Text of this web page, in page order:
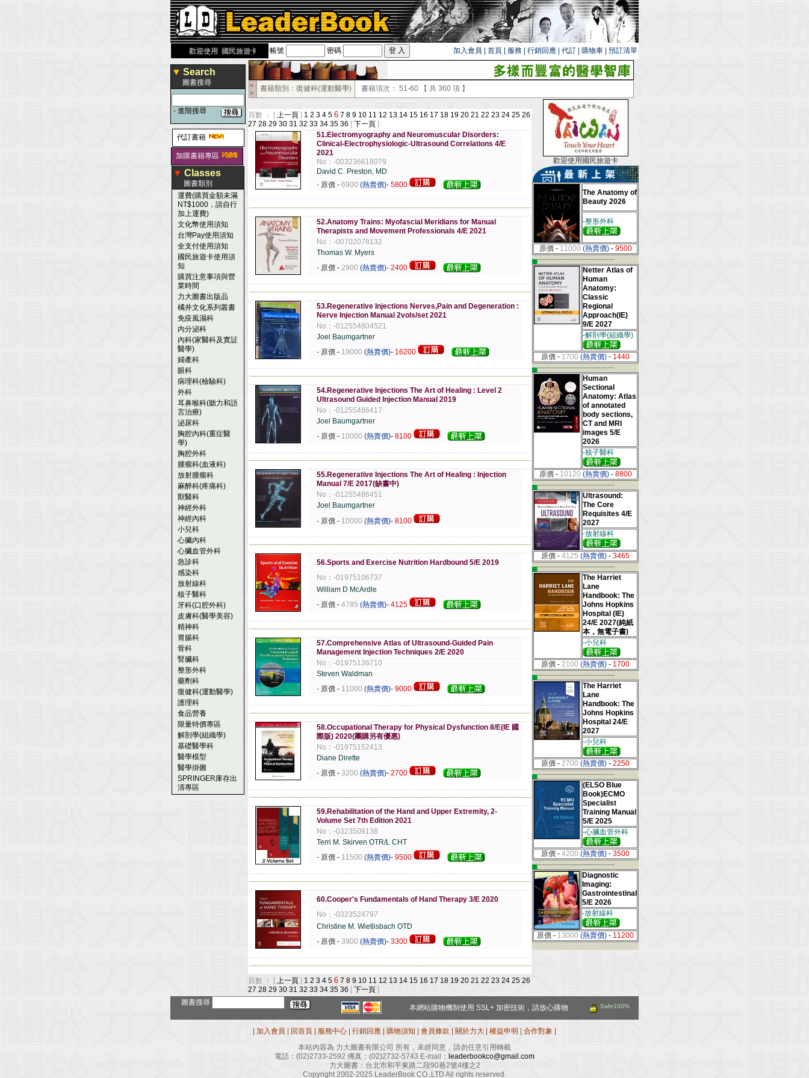
歡迎使用 國民旅遊卡！！ 帳號 密碼 加入會員 首頁 服務 行銷回應 代訂 購物車 預訂清單
▼ Search
圖書搜尋
- 進階搜尋
代訂書籍
加購書籍專區
▼ Classes
圖書類別
運費(購買金額未滿
NT$1000，請自行
加上運費)
文化幣使用須知
台灣Pay使用須知
全支付使用須知
國民旅遊卡使用須
知
購買注意事項與營
業時間
力大圖書出版品
橘井文化系列叢書
免疫風濕科
內分泌科
內科(家醫科及實証
醫學)
婦產科
眼科
病理科(檢驗科)
外科
耳鼻喉科(聽力和語
言治療)
泌尿科
胸腔內科(重症醫
學)
胸腔外科
腫瘤科(血液科)
放射腫瘤科
麻醉科(疼痛科)
獸醫科
神經外科
神經內科
小兒科
心臟內科
心臟血管外科
急診科
感染科
放射線科
核子醫科
牙科(口腔外科)
皮膚科(醫學美容)
精神科
胃腸科
骨科
腎臟科
整形外科
藥劑科
復健科(運動醫學)
護理科
食品營養
限量特價專區
解剖學(組織學)
基礎醫學科
醫學模型
醫學掛圖
SPRINGER庫存出
清專區
■
■
書籍類別：復健科(運動醫學) 書籍項次： 51-60 【 共 360 項 】
頁數 ： [ 上一頁 ] 1 2 3 4 5 6 7 8 9 10 11 12 13 14 15 16 17 18 19 20 21 22 23 24 25 26
27 28 29 30 31 32 33 34 35 36 [ 下一頁 ]
51.Electromyography and Neuromuscular Disorders:
Clinical-Electrophysiologic-Ultrasound Correlations 4/E
2021
No：-003236618079
David C. Preston, MD
- 原價 - 6900 (熱賣價)- 5800
---------------------------------------------------------------------------------------------------------------------
52.Anatomy Trains: Myofascial Meridians for Manual
Therapists and Movement Professionals 4/E 2021
No：-00702078132
Thomas W. Myers
- 原價 - 2900 (熱賣價)- 2400
---------------------------------------------------------------------------------------------------------------------
53.Regenerative Injections Nerves,Pain and Degeneration :
Nerve Injection Manual 2vols/set 2021
No：-012554804521
Joel Baumgartner
- 原價 - 19000 (熱賣價)- 16200
---------------------------------------------------------------------------------------------------------------------
54.Regenerative Injections The Art of Healing : Level 2
Ultrasound Guided Injection Manual 2019
No：-01255486417
Joel Baumgartner
- 原價 - 10000 (熱賣價)- 8100
---------------------------------------------------------------------------------------------------------------------
55.Regenerative Injections The Art of Healing : Injection
Manual 7/E 2017(缺書中)
No：-01255486451
Joel Baumgartner
- 原價 - 10000 (熱賣價)- 8100
---------------------------------------------------------------------------------------------------------------------
56.Sports and Exercise Nutrition Hardbound 5/E 2019
No：-01975106737
William D McArdle
- 原價 - 4785 (熱賣價)- 4125
---------------------------------------------------------------------------------------------------------------------
57.Comprehensive Atlas of Ultrasound-Guided Pain
Management Injection Techniques 2/E 2020
No：-01975136710
Steven Waldman
- 原價 - 11000 (熱賣價)- 9000
---------------------------------------------------------------------------------------------------------------------
58.Occupational Therapy for Physical Dysfunction 8/E(IE 國
際版) 2020(團購另有優惠)
No：-01975152413
Diane Dirette
- 原價 - 3200 (熱賣價)- 2700
---------------------------------------------------------------------------------------------------------------------
59.Rehabilitation of the Hand and Upper Extremity, 2-
Volume Set 7th Edition 2021
No：-0323509138
Terri M. Skirven OTR/L CHT
- 原價 - 11500 (熱賣價)- 9500
---------------------------------------------------------------------------------------------------------------------
60.Cooper's Fundamentals of Hand Therapy 3/E 2020
No：-0323524797
Christine M. Wietlisbach OTD
- 原價 - 3900 (熱賣價)- 3300
---------------------------------------------------------------------------------------------------------------------
頁數 ： [ 上一頁 ] 1 2 3 4 5 6 7 8 9 10 11 12 13 14 15 16 17 18 19 20 21 22 23 24 25 26
27 28 29 30 31 32 33 34 35 36 [ 下一頁 ]
歡迎使用國民旅遊卡
The Anatomy of
Beauty 2026
-整形外科
原價 - 11000 (熱賣價) - 9500
▄--------------------------------
Netter Atlas of
Human
Anatomy:
Classic
Regional
Approach(IE)
9/E 2027
-解剖學(組織學)
原價 - 1700 (熱賣價) - 1440
▄--------------------------------
Human
Sectional
Anatomy: Atlas
of annotated
body sections,
CT and MRI
images 5/E
2026
-核子醫科
原價 - 10120 (熱賣價) - 8800
▄--------------------------------
Ultrasound:
The Core
Requisites 4/E
2027
-放射線科
原價 - 4125 (熱賣價) - 3465
▄--------------------------------
The Harriet
Lane
Handbook: The
Johns Hopkins
Hospital (IE)
24/E 2027(純紙
本，無電子書)
-小兒科
原價 - 2100 (熱賣價) - 1700
▄--------------------------------
The Harriet
Lane
Handbook: The
Johns Hopkins
Hospital 24/E
2027
-小兒科
原價 - 2700 (熱賣價) - 2250
▄--------------------------------
(ELSO Blue
Book)ECMO
Specialist
Training Manual
5/E 2025
-心臟血管外科
原價 - 4200 (熱賣價) - 3500
▄--------------------------------
Diagnostic
Imaging:
Gastrointestinal
5/E 2026
-放射線科
原價 - 13000 (熱賣價) - 11200
圖書搜尋
本網站購物機制使用 SSL+ 加密技術，請放心購物 Safe100%
加入會員 回首頁 服務中心 行銷回應 購物須知 會員條款 關於力大 權益申明 合作對象
本站內容為 力大圖書有限公司 所有，未經同意，請勿任意引用轉載
電話： (02)2733-2592 傳真： (02)2732-5743 E-mail： leaderbookco@gmail.com
力大圖書：台北市和平東路二段90巷2號4樓之2
Copyright 2002-2025 LeaderBook CO.,LTD All rights reserved.